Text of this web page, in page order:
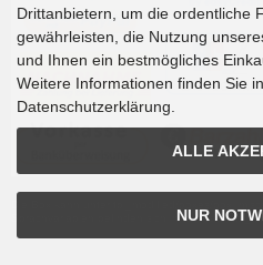
Sprachvariablen befinden sich in der Datei
Drittanbietern, um die ordentliche
gewährleisten, die Nutzung
und Ihnen ein bestmögliches
Weitere Informationen finden Sie
Datenschutzerklärung.
ALLE
NUR